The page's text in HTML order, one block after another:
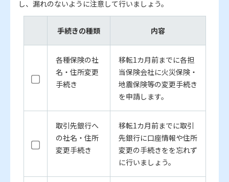
し、漏れのないように注意して行いましょう。
手続きの種類 内容
各種保険の社
名・住所変更
手続き
移転1カ月前までに各担
当保険会社に火災保険・
地震保険等の変更手続き
を申請します。
取引先銀行へ
の社名・住所
変更手続き
移転1カ月前までに取引
先銀行に口座情報や住所
変更の手続きをを忘れず
に行いましょう。